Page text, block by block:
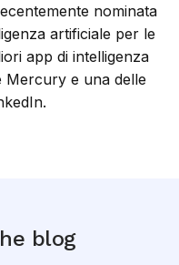
nominata
artificiale per le
app di intelligenza
Mercury e una delle
blog